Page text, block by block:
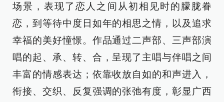
场景，表现了恋人之间从初相见时的朦胧眷
恋，到等待中度日如年的相思之情，以及追求
幸福的美好憧憬。作品通过二声部、三声部演
唱的起、承、转、合，呈现了主唱与伴唱之间
丰富的情感表达；依靠收放自如的和声进入，
衔接、交织、反复强调的张弛有度，彰显广西